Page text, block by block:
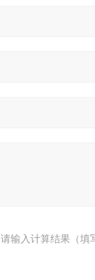
请输入计算结果（填